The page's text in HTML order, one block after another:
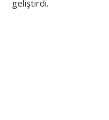
geliştirdi.